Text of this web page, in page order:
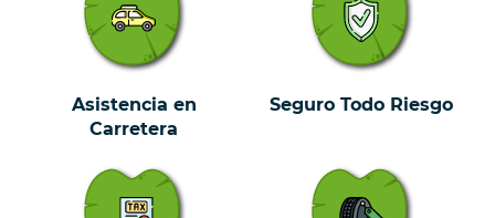
Asistencia en
Carretera
Seguro Todo Riesgo